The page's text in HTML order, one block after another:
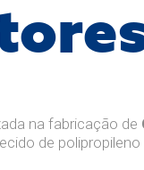
na fabricação de
de